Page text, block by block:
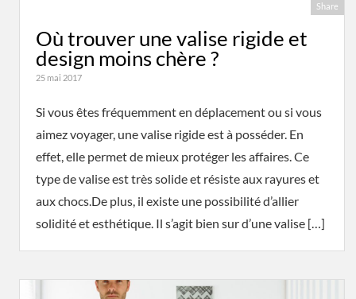
Share
Où trouver une valise rigide et
design moins chère ?
25 mai 2017
Si vous êtes fréquemment en déplacement ou si vous
aimez voyager, une valise rigide est à posséder. En
effet, elle permet de mieux protéger les affaires. Ce
type de valise est très solide et résiste aux rayures et
aux chocs.De plus, il existe une possibilité d’allier
solidité et esthétique. Il s’agit bien sur d’une valise […]